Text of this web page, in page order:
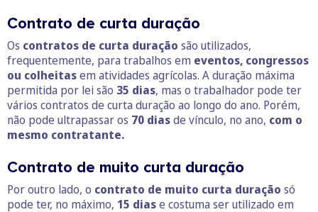
Contrato de curta duração
Os contratos de curta duração são utilizados,
frequentemente, para trabalhos em eventos, congressos
ou colheitasem atividades agrícolas. A duração máxima
permitida por lei são 35 dias, mas o trabalhador pode ter
vários contratos de curta duração ao longo do ano. Porém,
não pode ultrapassar os 70 diasde vínculo, no ano, com o
mesmo contratante.
Contrato de muito curta duração
Por outro lado, o contrato de muito curta duração só
pode ter, no máximo, 15 diase costuma ser utilizado em